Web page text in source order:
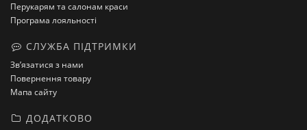
Перукарям та салонам краси
Програма лояльності
СЛУЖБА ПІДТРИМКИ
Зв’язатися з нами
Повернення товару
Мапа сайту
ДОДАТКОВО